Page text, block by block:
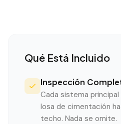
Qué Está Incluido
Inspección
Cada sistema
losa de cimentación
techo. Nada se omite.